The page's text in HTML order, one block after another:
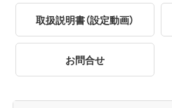
取扱説明書（設定動画）
お問合せ